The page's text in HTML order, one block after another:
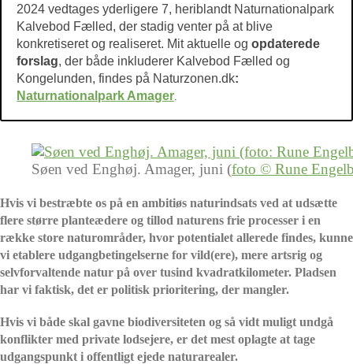
2024 vedtages yderligere 7, heriblandt Naturnationalpark
Kalvebod Fælled, der stadig venter på at blive
konkretiseret og realiseret. Mit aktuelle ogopdaterede
forslag, der både inkluderer Kalvebod Fælled og
Kongelunden, findes på Naturzonen.dk:
Naturnationalpark Amager.
Søen ved Enghøj. Amager, juni (foto © Rune
Hvis vi bestræbte os på en ambitiøs naturindsats ved at udsætte
flere større planteædere og tillod naturens frie processer i en
række store naturområder, hvor potentialet allerede findes, kunne
vi etablere udgangbetingelserne for vild(ere), mere artsrig og
selvforvaltende natur på over tusind kvadratkilometer. Pladsen
har vi faktisk, det er politisk prioritering, der mangler.
Hvis vi både skal gavne biodiversiteten og så vidt muligt undgå
konflikter med private lodsejere, er det mest oplagte at tage
udgangspunkt i offentligt ejede naturarealer.